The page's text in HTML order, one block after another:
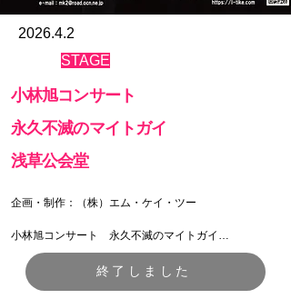
2026.4.2
​STAGE
小林旭コンサート
永久不滅のマイトガイ
​浅草公会堂
企画・制作：（株）エム・ケイ・ツー
小林旭コンサート　永久不滅のマイトガイ
【日程】
2026年6月4日(木)
終了しました